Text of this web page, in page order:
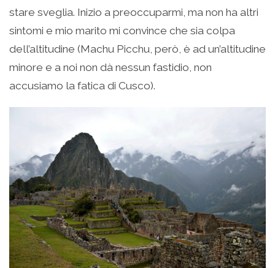
stare sveglia. Inizio a preoccuparmi, ma non ha altri
sintomi e mio marito mi convince che sia colpa
dell’altitudine (Machu Picchu, però, è ad un’altitudine
minore e a noi non dà nessun fastidio, non
accusiamo la fatica di Cusco).